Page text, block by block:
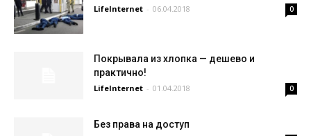
LifeInternet - 06.04.2018 0
Покрывала из хлопка — дешево и
практично!
LifeInternet - 01.04.2018 0
Без права на доступ